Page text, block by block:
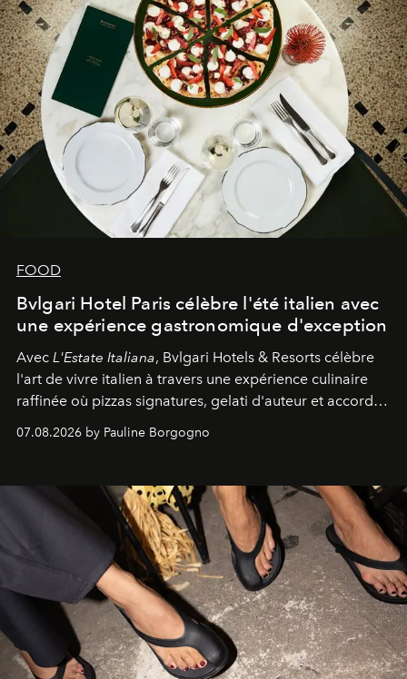
FOOD
Bvlgari Hotel Paris célèbre l'été italien avec
une expérience gastronomique d'exception
Avec L'Estate Italiana, Bvlgari Hotels & Resorts célèbre
l'art de vivre italien à travers une expérience culinaire
raffinée où pizzas signatures, gelati d'auteur et accords
07.08.2026 by Pauline Borgogno